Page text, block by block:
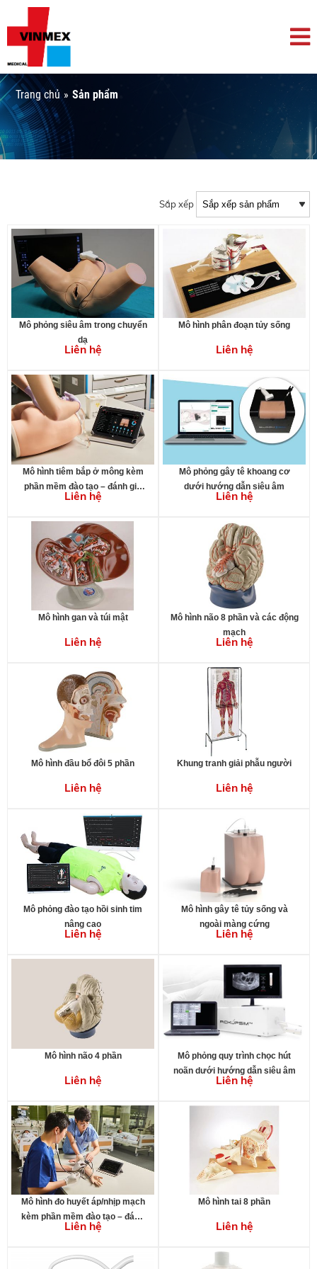
Trang chủ » Sản phẩm
Sắp xếp
Mô phỏng siêu âm trong chuyển
dạ
Liên hệ
Mô hình phân đoạn tủy sống
Liên hệ
Mô hình tiêm bắp ở mông kèm
phần mềm đào tạo – đánh giá
trên máy tính bảng
Liên hệ
Mô phỏng gây tê khoang cơ
dưới hướng dẫn siêu âm
Liên hệ
Mô hình gan và túi mật
Liên hệ
Mô hình não 8 phần và các động
mạch
Liên hệ
Mô hình đầu bổ đôi 5 phần
Liên hệ
Khung tranh giải phẫu người
Liên hệ
Mô phỏng đào tạo hồi sinh tim
nâng cao
Liên hệ
Mô hình gây tê tủy sống và
ngoài màng cứng
Liên hệ
Mô hình não 4 phần
Liên hệ
Mô phỏng quy trình chọc hút
noãn dưới hướng dẫn siêu âm
Liên hệ
Mô hình đo huyết áp/nhịp mạch
kèm phần mềm đào tạo – đánh
giá trên máy tính bảng
Liên hệ
Mô hình tai 8 phần
Liên hệ